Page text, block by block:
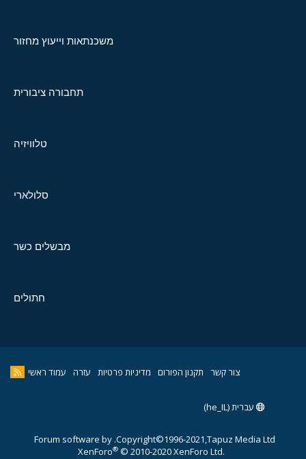
משכנתאות וייעוץ מחזור
תחבורה ציבורית
טלוויזיה
סלולארי
מבשלים כשר
חתולים
צור קשר תקנון הפורום מדיניות פרטיות עזרה עמוד ראשי
עברית (he_IL)
Copyright©1996-2021,Tapuz Media Ltd.
Forum software by
XenForo® © 2010-2020 XenForo Ltd.